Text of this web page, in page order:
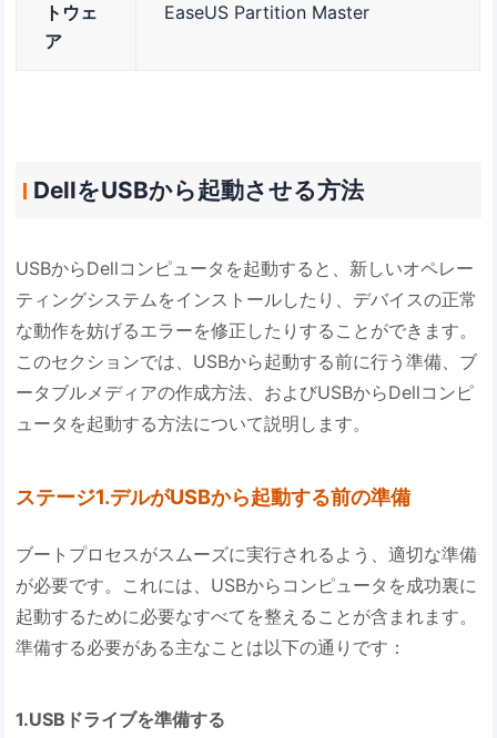
トウェ
ア
EaseUS Partition Master
DellをUSBから起動させる方法
USBからDellコンピュータを起動すると、新しいオペレー
ティングシステムをインストールしたり、デバイスの正常
な動作を妨げるエラーを修正したりすることができます。
このセクションでは、USBから起動する前に行う準備、ブ
ータブルメディアの作成方法、およびUSBからDellコンピ
ュータを起動する方法について説明します。
ステージ1.デルがUSBから起動する前の準備
ブートプロセスがスムーズに実行されるよう、適切な準備
が必要です。これには、USBからコンピュータを成功裏に
起動するために必要なすべてを整えることが含まれます。
準備する必要がある主なことは以下の通りです：
1.USBドライブを準備する